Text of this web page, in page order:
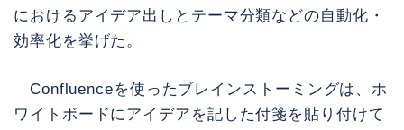
におけるアイデア出しとテーマ分類などの自動化・
効率化を挙げた。
「Confluenceを使ったブレインストーミングは、ホ
ワイトボードにアイデアを記した付箋を貼り付けて